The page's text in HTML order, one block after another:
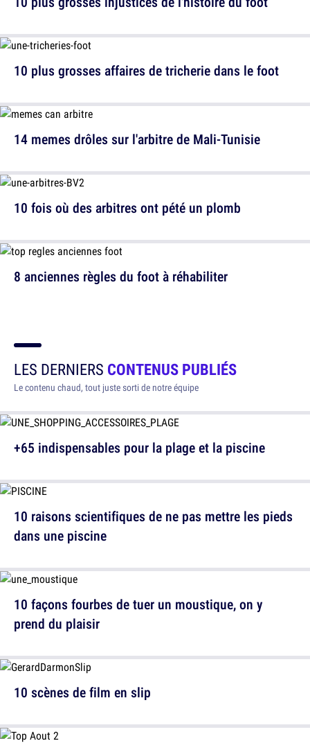
14 memes drôles sur l'arbitre de Mali-Tunisie
8 anciennes règles du foot à réhabiliter
10 plus grosses affaires de tricherie dans le foot
10 fois où des arbitres ont pété un plomb
LES DERNIERS CONTENUS PUBLIÉS
Le contenu chaud, tout juste sorti de notre équipe
+65 indispensables pour la plage et la piscine
10 façons fourbes de tuer un moustique, on y
prend du plaisir
10 raisons scientifiques de ne pas mettre les pieds
dans une piscine
10 scènes de film en slip